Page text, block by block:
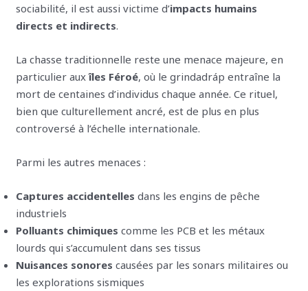
sociabilité, il est aussi victime d’impacts humains
directs et indirects.
La chasse traditionnelle reste une menace majeure, en
particulier auxîles Féroé, où le grindadráp entraîne la
mort de centaines d’individus chaque année. Ce rituel,
bien que culturellement ancré, est de plus en plus
controversé à l’échelle internationale.
Parmi les autres menaces :
Captures accidentelles dans les engins de pêche
industriels
Polluants chimiques comme les PCB et les métaux
lourds qui s’accumulent dans ses tissus
Nuisances sonores causées par les sonars militaires ou
les explorations sismiques